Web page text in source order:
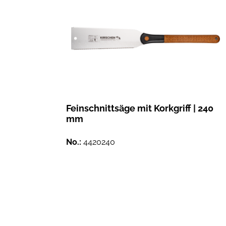
Feinschnittsäge mit Korkgriff | 240
mm
No.: 4420240